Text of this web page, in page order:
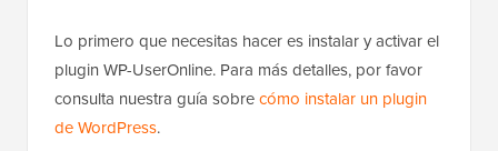
Lo primero que necesitas hacer es instalar y activar el
plugin WP-UserOnline. Para más detalles, por favor
consulta nuestra guía sobrecómo instalar un plugin
de WordPress.